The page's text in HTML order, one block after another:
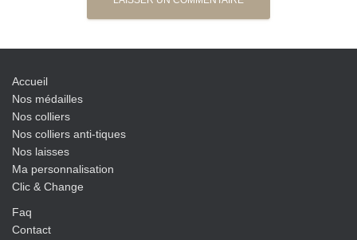
Accueil
Nos médailles
Nos colliers
Nos colliers anti-tiques
Nos laisses
Ma personnalisation
Clic & Change
Faq
Contact